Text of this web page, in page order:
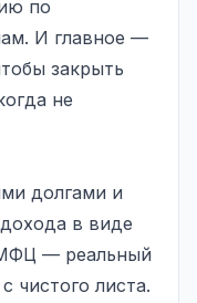
по
И главное —
закрыть
не
долгами и
в виде
МФЦ — реальный
чистого листа.